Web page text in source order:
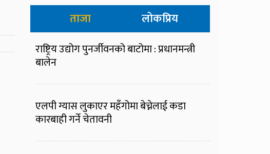
ताजा लोकप्रिय
राष्ट्रिय उद्योग पुनर्जीवनको बाटोमा : प्रधानमन्त्री
बालेन
एलपी ग्यास लुकाएर महँगोमा बेच्नेलाई कडा
कारबाही गर्ने चेतावनी